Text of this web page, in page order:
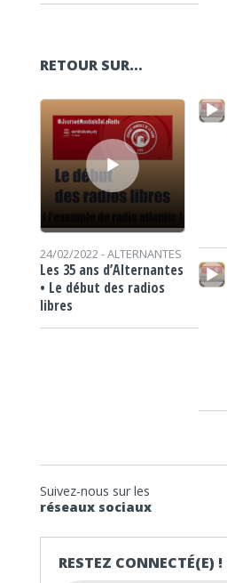
RETOUR SUR…
Lecteur audio
24/02/2022 -ALTERNANTES
Les 35 ans d’Alternantes
• Le début des radios
libres
Lecteur audio
Lecteur audio
Suivez-nous sur les
réseaux sociaux
RESTEZ CONNECTÉ(E) !